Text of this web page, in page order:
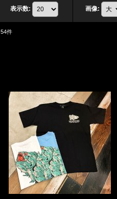
表示数: 画像:
54件